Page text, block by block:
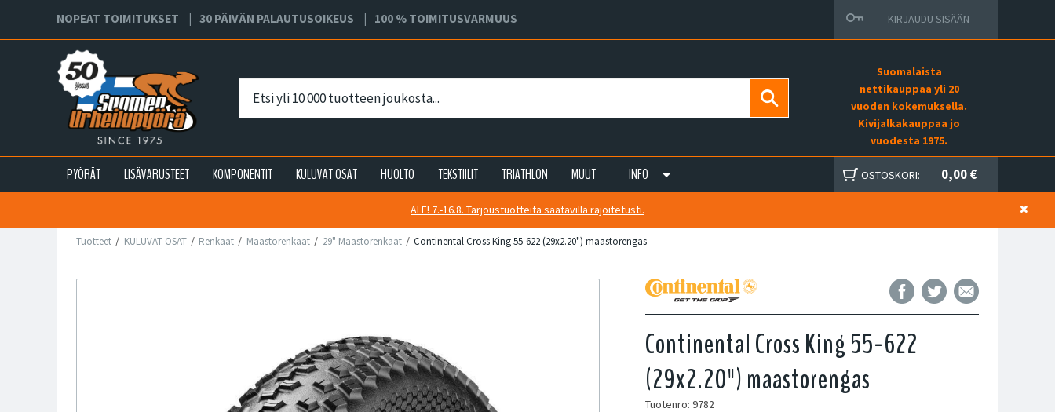
NOPEAT TOIMITUKSET 30 PÄIVÄN PALAUTUSOIKEUS 100 % TOIMITUSVARMUUS KIRJAUDU SISÄÄN
Suomalaista
nettikauppaa yli 20
vuoden kokemuksella.
Kivijalkakauppaa jo
vuodesta 1975.
PYÖRÄT LISÄVARUSTEET KOMPONENTIT KULUVAT OSAT HUOLTO TEKSTIILIT TRIATHLON MUUT INFO OSTOSKORI: 0,00 €
ALE! 7.-16.8. Tarjoustuotteita saatavilla rajoitetusti.
Tuotteet KULUVAT OSAT Renkaat Maastorenkaat 29" Maastorenkaat Continental Cross King 55-622 (29x2.20") maastorengas
Continental Cross King 55-622
(29x2.20") maastorengas
Tuotenro: 9782